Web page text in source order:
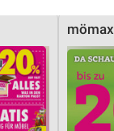
mömax
folgende Zwecke:
Zugriff auf